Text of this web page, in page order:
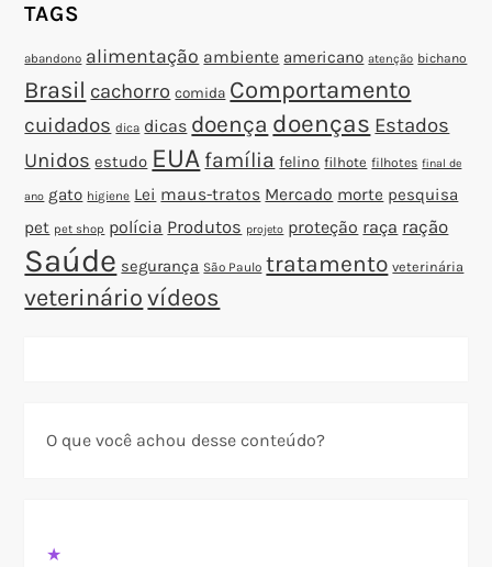
t
TAGS
abandono alimentação ambiente americano atenção bichano
Brasil cachorro comida Comportamento
cuidados dica dicas doença doenças Estados
Unidos estudo EUA família felino filhote filhotes final de
ano gato higiene Lei maus-tratos Mercado morte pesquisa
pet pet shop polícia Produtos projeto proteção raça ração
Saúde segurança São Paulo tratamento veterinária
veterinário vídeos
O que você achou desse conteúdo?
★